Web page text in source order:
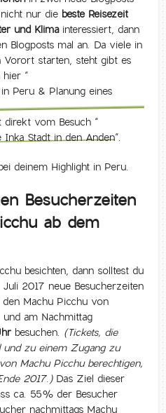
nur die beste Reisezeit
und Klimainteressiert, dann
Blogposts mal an. Da viele in
starten, steht gibt es
“
Peru & Planung eines
direkt vom Besuch “
Stadt in den Anden“.
deinem Highlight in Peru.
Besucherzeiten
ab dem
besichten, dann solltest du
2017 neue Besucherzeiten
Machu Picchu von
und am Nachmittag
besuchen. (Tickets, die
und zu einem Zugang zu
Machu Picchu berechtigen,
2017.)Das Ziel dieser
ca. 55% der Besucher
nachmittags Machu